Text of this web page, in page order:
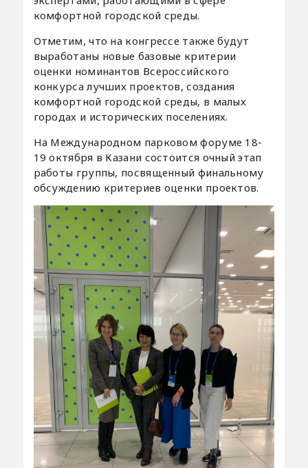
комфортной городской среды.
Отметим, что на конгрессе также будут
выработаны новые базовые критерии
оценки номинантов Всероссийского
конкурса лучших проектов, создания
комфортной городской среды, в малых
городах и исторических поселениях.
На Международном парковом форуме 18-
19 октября в Казани состоится очный этап
работы группы, посвященный финальному
обсуждению критериев оценки проектов.